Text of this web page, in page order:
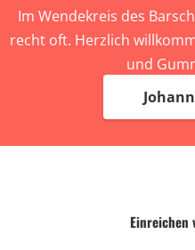
Im Wendekreis des
recht oft. Herzlich
und
Einreichen